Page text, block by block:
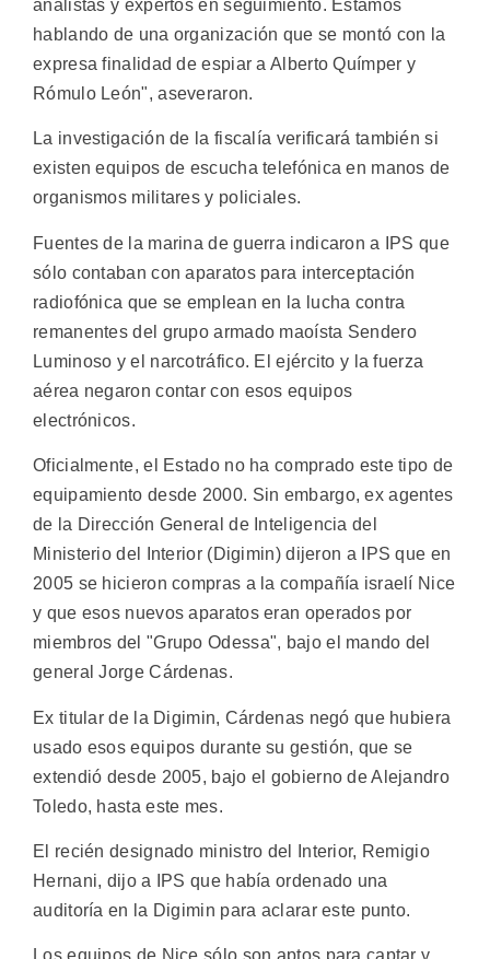
analistas y expertos en seguimiento. Estamos
hablando de una organización que se montó con la
expresa finalidad de espiar a Alberto Químper y
Rómulo León", aseveraron.
La investigación de la fiscalía verificará también si
existen equipos de escucha telefónica en manos de
organismos militares y policiales.
Fuentes de la marina de guerra indicaron a IPS que
sólo contaban con aparatos para interceptación
radiofónica que se emplean en la lucha contra
remanentes del grupo armado maoísta Sendero
Luminoso y el narcotráfico. El ejército y la fuerza
aérea negaron contar con esos equipos
electrónicos.
Oficialmente, el Estado no ha comprado este tipo de
equipamiento desde 2000. Sin embargo, ex agentes
de la Dirección General de Inteligencia del
Ministerio del Interior (Digimin) dijeron a IPS que en
2005 se hicieron compras a la compañía israelí Nice
y que esos nuevos aparatos eran operados por
miembros del "Grupo Odessa", bajo el mando del
general Jorge Cárdenas.
Ex titular de la Digimin, Cárdenas negó que hubiera
usado esos equipos durante su gestión, que se
extendió desde 2005, bajo el gobierno de Alejandro
Toledo, hasta este mes.
El recién designado ministro del Interior, Remigio
Hernani, dijo a IPS que había ordenado una
auditoría en la Digimin para aclarar este punto.